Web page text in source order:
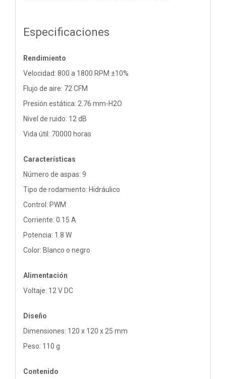
Especificaciones
Rendimiento
Velocidad: 800 a 1800 RPM ±10%
Flujo de aire: 72 CFM
Presión estática: 2.76 mm-H2O
Nivel de ruido: 12 dB
Vida útil: 70000 horas
Características
Número de aspas: 9
Tipo de rodamiento: Hidráulico
Control: PWM
Corriente: 0.15 A
Potencia: 1.8 W
Color: Blanco o negro
Alimentación
Voltaje: 12 V DC
Diseño
Dimensiones: 120 x 120 x 25 mm
Peso: 110 g
Contenido